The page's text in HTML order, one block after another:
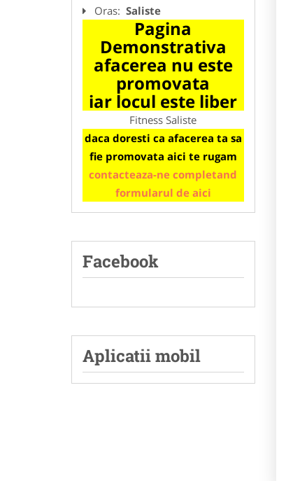
Oras: Saliste
Pagina
Demonstrativa
afacerea nu este
promovata
iar locul este liber
Fitness Saliste
daca doresti ca afacerea ta sa
fie promovata aici te rugam
contacteaza-ne completand
formularul de aici
Facebook
Aplicatii mobil